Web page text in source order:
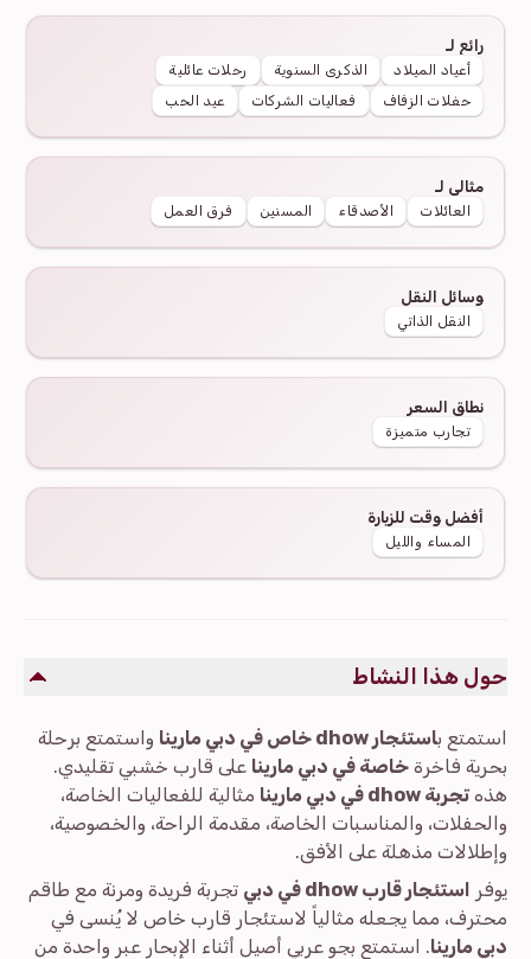
رائع لـ
أعياد الميلاد الذكرى السنوية
رحلات عائلية
حفلات الزفاف
فعاليات الشركات عيد الحب
مثالي لـ
العائلات الأصدقاء المسنين فرق العمل
وسائل النقل
النقل الذاتي
نطاق السعر
تجارب متميزة
أفضل وقت للزيارة
المساء والليل
حول هذا النشاط
استمتع باستئجار dhow خاص في دبي مارينا
واستمتع برحلة
بحرية فاخرة خاصة في دبي مارينا على قارب خشبي تقليدي.
هذهتجربة dhow في دبي مارينا
مثالية للفعاليات الخاصة،
والحفلات، والمناسبات الخاصة، مقدمة الراحة، والخصوصية،
وإطلالات مذهلة على الأفق.
يوفر استئجار قارب dhow في دبي
تجربة فريدة ومرنة مع طاقم
محترف، مما يجعله مثالياً لاستئجار قارب خاص لا يُنسى في
دبي مارينا. استمتع بجو عربي أصيل أثناء الإبحار عبر واحدة من